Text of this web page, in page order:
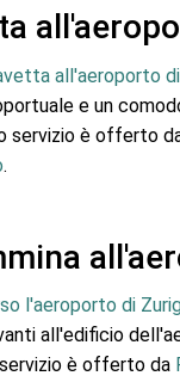
all'aeroporto
e un
servizio è offerto
.
l'aeroporto di
all'edificio
è offerto da